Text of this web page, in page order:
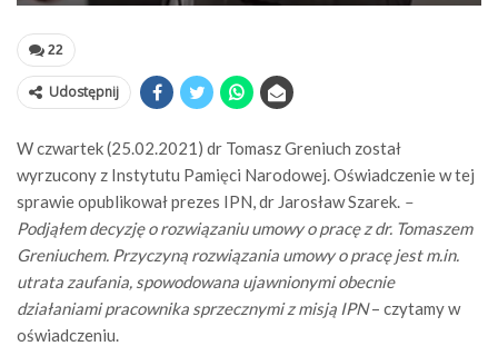
22
Udostępnij
W czwartek (25.02.2021) dr Tomasz Greniuch został
wyrzucony z Instytutu Pamięci Narodowej. Oświadczenie w tej
sprawie opublikował prezes IPN, dr Jarosław Szarek. –
Podjąłem decyzję o rozwiązaniu umowy o pracę z dr. Tomaszem
Greniuchem. Przyczyną rozwiązania umowy o pracę jest m.in.
utrata zaufania, spowodowana ujawnionymi obecnie
działaniami pracownika sprzecznymi z misją IPN– czytamy w
oświadczeniu.